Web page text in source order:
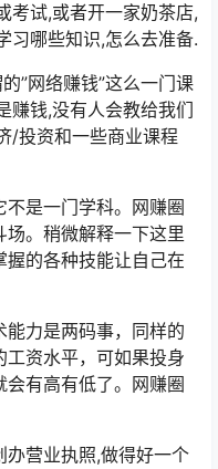
考试,或者开一家奶茶店,
习哪些知识,怎么去准备.
”网络赚钱”这么一门课
赚钱,没有人会教给我们
/投资和一些商业课程
是一门学科。网赚圈
。稍微解释一下这里
的各种技能让自己在
力是两码事，同样的
资水平，可如果投身
有高有低了。网赚圈
办营业执照,做得好一个